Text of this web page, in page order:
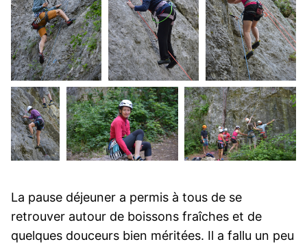
La pause déjeuner a permis à tous de se
retrouver autour de boissons fraîches et de
quelques douceurs bien méritées. Il a fallu un peu